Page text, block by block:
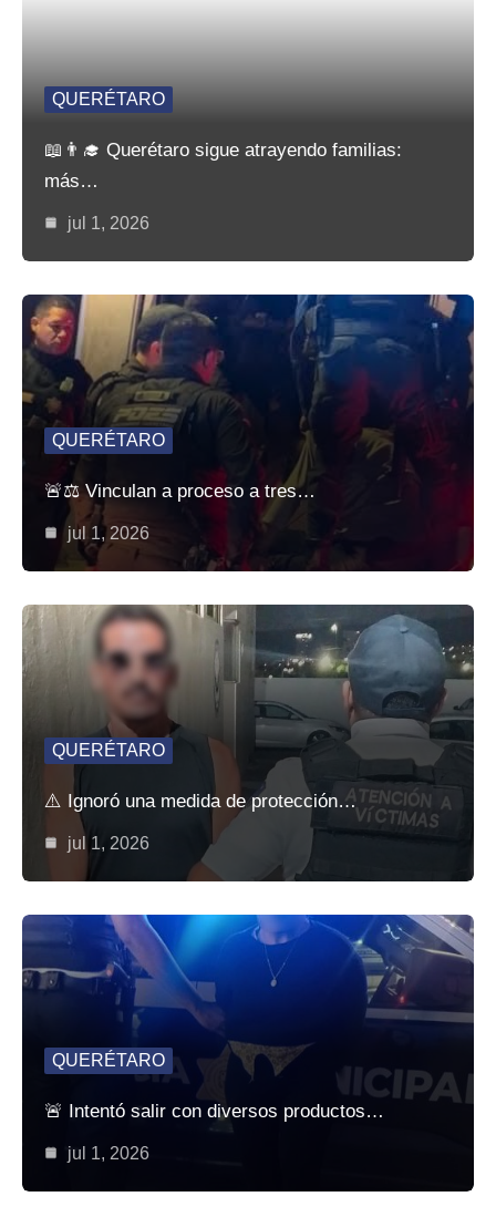
QUERÉTARO
📖👨‍🎓 Querétaro sigue atrayendo familias:
más…
jul 1, 2026
QUERÉTARO
🚨⚖️ Vinculan a proceso a tres…
jul 1, 2026
QUERÉTARO
⚠️ Ignoró una medida de protección…
jul 1, 2026
QUERÉTARO
🚨 Intentó salir con diversos productos…
jul 1, 2026